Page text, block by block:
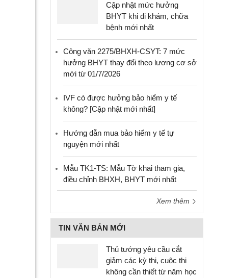
Cập nhật mức hưởng
BHYT khi đi khám, chữa
bệnh mới nhất
Công văn 2275/BHXH-CSYT: 7 mức
hưởng BHYT thay đổi theo lương cơ sở
mới từ 01/7/2026
IVF có được hưởng bảo hiểm y tế
không? [Cập nhật mới nhất]
Hướng dẫn mua bảo hiểm y tế tự
nguyện mới nhất
Mẫu TK1-TS: Mẫu Tờ khai tham gia,
điều chỉnh BHXH, BHYT mới nhất
Xem thêm
TIN VĂN BẢN MỚI
Thủ tướng yêu cầu cắt
giảm các kỳ thi, cuộc thi
không cần thiết từ năm học